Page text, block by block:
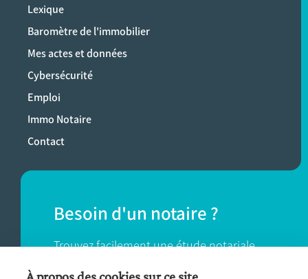
Lexique
Baromètre de l'immobilier
Mes actes et données
Cybersécurité
Emploi
Immo Notaire
Contact
Besoin d'un notaire ?
Trouvez facilement une étude notariale
près de chez vous.